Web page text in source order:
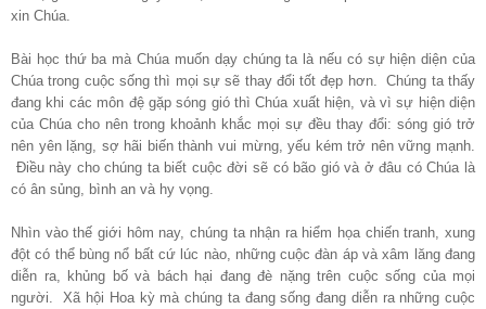
xin Chúa.
Bài học thứ ba mà Chúa muốn dạy chúng ta là nếu có sự hiện diện của
Chúa trong cuộc sống thì mọi sự sẽ thay đổi tốt đẹp hơn. Chúng ta thấy
đang khi các môn đệ gặp sóng gió thì Chúa xuất hiện, và vì sự hiện diện
của Chúa cho nên trong khoảnh khắc mọi sự đều thay đổi: sóng gió trở
nên yên lặng, sợ hãi biến thành vui mừng, yếu kém trở nên vững mạnh.
Điều này cho chúng ta biết cuộc đời sẽ có bão gió và ở đâu có Chúa là
có ân sủng, bình an và hy vọng.
Nhìn vào thế giới hôm nay, chúng ta nhận ra hiểm họa chiến tranh, xung
đột có thể bùng nổ bất cứ lúc nào, những cuộc đàn áp và xâm lăng đang
diễn ra, khủng bố và bách hại đang đè nặng trên cuộc sống của mọi
người. Xã hội Hoa kỳ mà chúng ta đang sống đang diễn ra những cuộc